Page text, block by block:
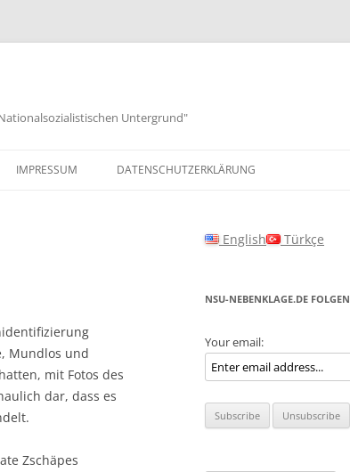
Untergrund"
IMPRESSUM DATENSCHUTZERKLÄRUNG
Mundlos und
mit Fotos des
dar, dass es
Zschäpes
English Türkçe
NSU-NEBENKLAGE.DE FOLGEN
Your email: